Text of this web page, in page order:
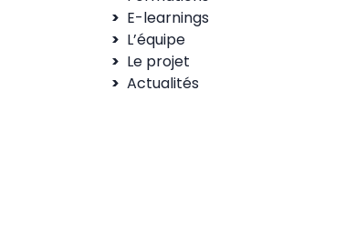
E-learnings
L’équipe
Le projet
Actualités